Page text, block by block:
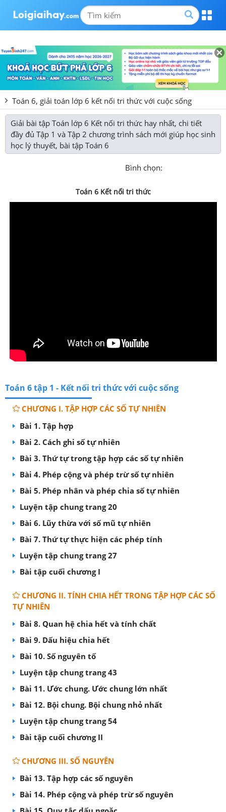
Toán 6, giải toán lớp 6 kết nối tri thức với cuộc sống
Giải bài tập Toán lớp 6 Kết nối tri thức hay nhất, chi tiết
đầy đủ Tập 1 và Tập 2 chương trình sách mới giúp học sinh
học lý thuyết, bài tập Toán 6
Bình chọn:
Toán 6 Kết nối tri thức
Toán 6 tập 1 - Kết nối tri thức với cuộc sống
CHƯƠNG I. TẬP HỢP CÁC SỐ TỰ NHIÊN
Bài 1. Tập hợp
Bài 2. Cách ghi số tự nhiên
Bài 3. Thứ tự trong tập hợp các số tự nhiên
Bài 4. Phép cộng và phép trừ số tự nhiên
Bài 5. Phép nhân và phép chia số tự nhiên
Luyện tập chung trang 20
Bài 6. Lũy thừa với số mũ tự nhiên
Bài 7. Thứ tự thực hiện các phép tính
Luyện tập chung trang 27
Bài tập cuối chương I
CHƯƠNG II. TÍNH CHIA HẾT TRONG TẬP HỢP CÁC SỐ
TỰ NHIÊN
Bài 8. Quan hệ chia hết và tính chất
Bài 9. Dấu hiệu chia hết
Bài 10. Số nguyên tố
Luyện tập chung trang 43
Bài 11. Ước chung. Ước chung lớn nhất
Bài 12. Bội chung. Bội chung nhỏ nhất
Luyện tập chung trang 54
Bài tập cuối chương II
CHƯƠNG III. SỐ NGUYÊN
Bài 13. Tập hợp các số nguyên
Bài 14. Phép cộng và phép trừ số nguyên